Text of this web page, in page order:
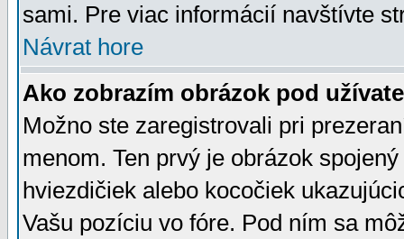
sami. Pre viac informácií navštívte
Návrat hore
Ako zobrazím obrázok pod
Možno ste zaregistrovali pri
menom. Ten prvý je obrázok
hviezdičiek alebo kocočiek
Vašu pozíciu vo fóre. Pod ním sa